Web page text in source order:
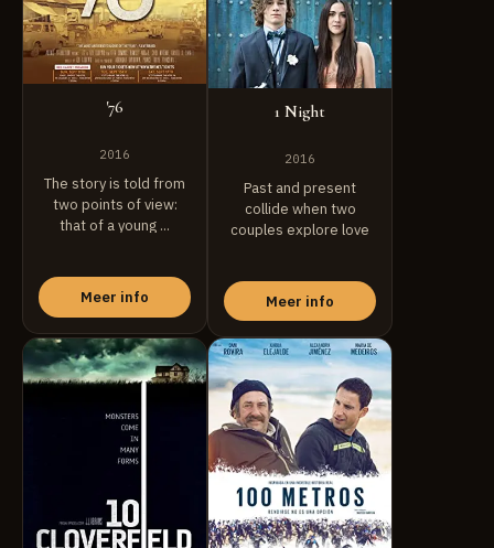
'76
2016
The story is told from
two points of view:
that of a young ...
Meer info
1 Night
2016
Past and present
collide when two
couples explore love
Meer info